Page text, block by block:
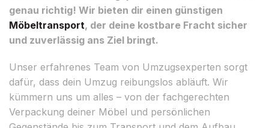
genau richtig! Wir bieten dir einen günstigen
Möbeltransport, der deine kostbare Fracht sicher
und zuverlässig ans Ziel bringt.
Unser erfahrenes Team von Umzugsexperten sorgt
dafür, dass dein Umzug reibungslos abläuft. Wir
kümmern uns um alles – von der fachgerechten
Verpackung deiner Möbel und persönlichen